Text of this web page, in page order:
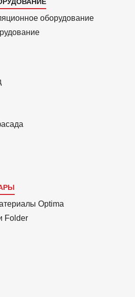
оборудование
Optima
Folder